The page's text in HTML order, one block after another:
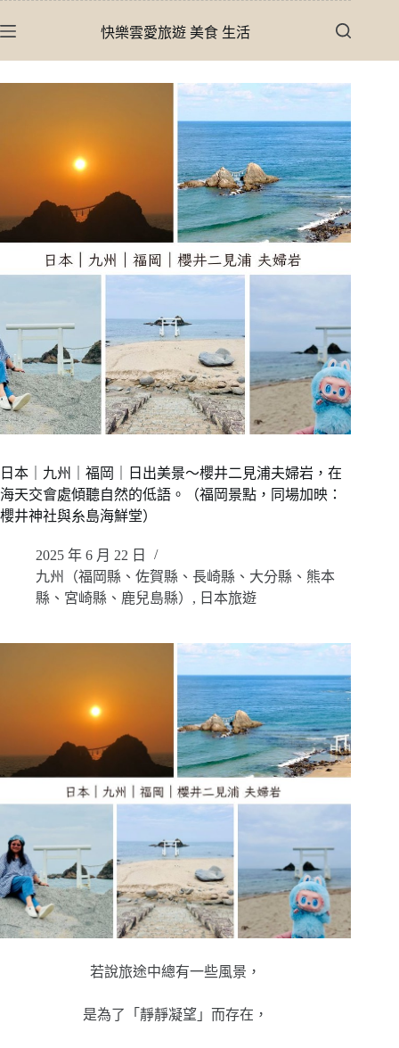
至
快樂雲愛旅遊 美食 生活
日本｜九州｜福岡｜日出美景～櫻井二見浦夫婦岩，在
海天交會處傾聽自然的低語。（福岡景點，同場加映：
櫻井神社與糸島海鮮堂）
2025 年 6 月 22 日
九州（福岡縣、佐賀縣、長崎縣、大分縣、熊本
縣、宮崎縣、鹿兒島縣） , 日本旅遊
若說旅途中總有一些風景，
是為了「靜靜凝望」而存在，